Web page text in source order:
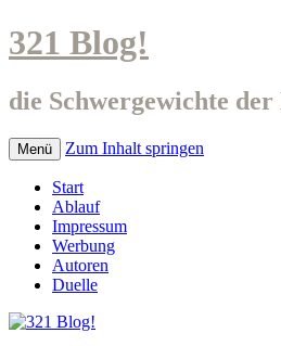
321 Blog!
die Schwergewichte der
Menü Zum Inhalt springen
Start
Ablauf
Impressum
Werbung
Autoren
Duelle